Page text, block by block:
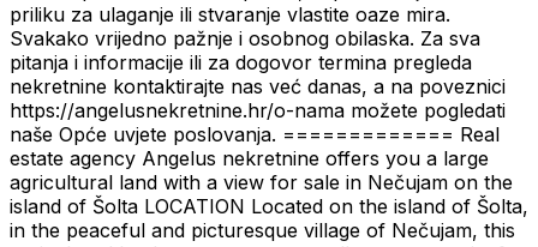
priliku za ulaganje ili stvaranje vlastite oaze mira.
Svakako vrijedno pažnje i osobnog obilaska. Za sva
pitanja i informacije ili za dogovor termina pregleda
nekretnine kontaktirajte nas već danas, a na poveznici
https://angelusnekretnine.hr/o-nama možete pogledati
naše Opće uvjete poslovanja. ============= Real
estate agency Angelus nekretnine offers you a large
agricultural land with a view for sale in Nečujam on the
island of Šolta LOCATION Located on the island of Šolta,
in the peaceful and picturesque village of Nečujam, this